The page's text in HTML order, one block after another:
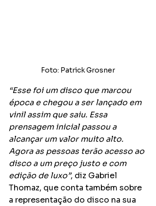
Foto: Patrick Grosner
“Esse foi um disco que marcou
época e chegou a ser lançado em
vinil assim que saiu. Essa
prensagem inicial passou a
alcançar um valor muito alto.
Agora as pessoas terão acesso ao
disco a um preço justo e com
edição de luxo”, diz Gabriel
Thomaz, que conta também sobre
a representação do disco na sua